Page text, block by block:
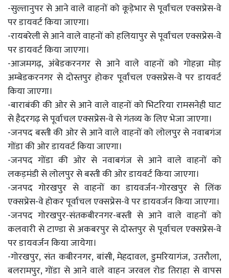
-सुल्तानुपर से आने वाले वाहनों को कूड़ेभार से पूर्वांचल एक्सप्रेस-वे
पर डायवर्ट किया जाएगा।
-रायबरेली से आने वाले वाहनों को हलियापुर से पूर्वांचल एक्सप्रेस-वे
पर डायवर्ट किया जाएगा।
-आजमगढ़, अंबेडकरनगर से आने वाले वाहनों को गोहन्ना मोड़
अम्बेडकरनगर से दोस्तपुर होकर पूर्वांचल एक्सप्रेस-वे पर डायवर्ट
किया जाएगा।
-बाराबंकी की ओर से आने वाले वाहनों को भिटरिया रामसनेही घाट
से हैदरगढ़ से पूर्वाचल एक्सप्रेस-वे से गंतव्य के लिए भेजा जाएगा।
-जनपद बस्ती की ओर से आने वाले वाहनों को लोलपुर से नवाबगंज
गोंडा की ओर डायवर्ट किया जाएगा।
-जनपद गोंडा की ओर से नवाबगंज से आने वाले वाहनों को
लकड़मंडी से लोलपुर से बस्ती की ओर डायवर्ट किया जाएगा।
-जनपद गोरखपुर से वाहनों का डायवर्जन-गोरखपुर से लिंक
एक्सप्रेस-वे होकर पूर्वाचल एक्सप्रेस-वे पर डायवर्जन किया जाएगा।
-जनपद गोरखपुर-संतकबीरनगर-बस्ती से आने वाले वाहनों को
कलवारी से टाण्डा से अकबरपुर से दोस्तपुर से पूर्वाचल एक्सप्रेस-वे
पर डायवर्जन किया जायेगा।
-गोरखपुर, संत कबीरनगर, बांसी, मेहदावल, डुमरियागंज, उतरौला,
बलरामपुर, गोंडा से आने वाले वाहन जरवल रोड तिराहा से वापस